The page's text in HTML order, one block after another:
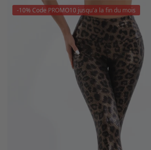
-10% Code PROMO10 jusqu'a la fin du mois